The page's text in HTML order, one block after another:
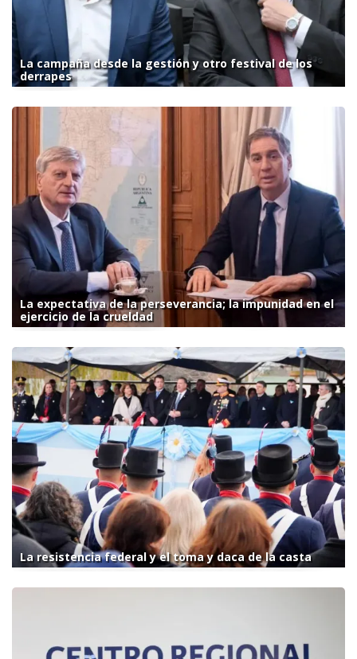
La campaña desde la gestión y otro festival de los
derrapes
La expectativa de la perseverancia; la impunidad en el
ejercicio de la crueldad
La resistencia federal y el toma y daca de la casta